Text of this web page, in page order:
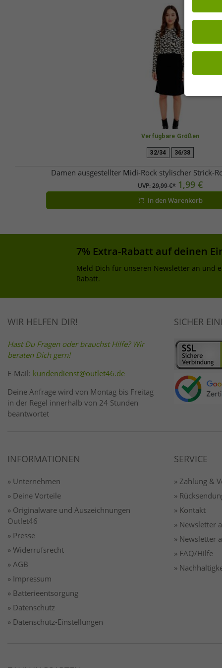
Verfügbare Größen
32/34 36/38
Damen ausgestellter Midi-Rock stylischer Strick-
UVP:29,99 €* 1,99 €
In den Warenkorb
7% Extra-Rabatt auf deinen
Meld Dich für unseren Newsletter an und
Rabatt.
WIR HELFEN DIR!
Hast Du Fragen oder brauchst Hilfe? Wir
beraten Dich gern!
E-Mail: kundendienst@outlet46.de
Deine Anfrage wird von Montag bis Freitag
in der Regel innerhalb von 24 Stunden
beantwortet
SICHER
INFORMATIONEN
» Unternehmen
» Deine Vorteile
» Originalware und Auszeichnungen
Outlet46
» Presse
» Widerrufsrecht
» AGB
» Impressum
» Batterieentsorgung
» Datenschutz
» Datenschutz-Einstellungen
SERVICE
» Zahlung &
»
» Kontakt
» Newsletter
» Newsletter
» FAQ/Hilfe
»
Wirkung